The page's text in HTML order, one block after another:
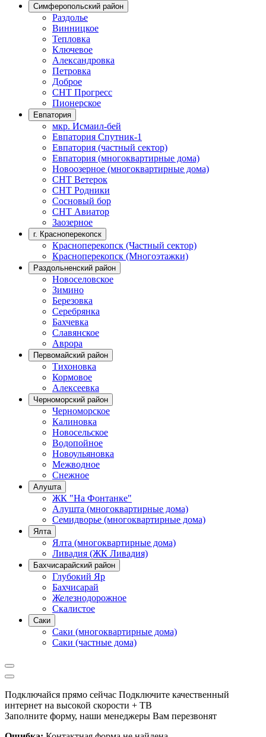
Симферопольский район
Раздолье
Винницкое
Тепловка
Ключевое
Александровка
Петровка
Доброе
СНТ Прогресс
Пионерское
Евпатория
мкр. Исмаил-бей
Евпатория Спутник-1
Евпатория (частный сектор)
Евпатория (многоквартирные дома)
Новоозерное (многоквартирные дома)
СНТ Ветерок
СНТ Родники
Сосновый бор
СНТ Авиатор
Заозерное
г. Красноперекопск
Красноперекопск (Частный сектор)
Красноперекопск (Многоэтажки)
Раздольненский район
Новоселовское
Зимино
Березовка
Серебрянка
Бахчевка
Славянское
Аврора
Первомайский район
Тихоновка
Кормовое
Алексеевка
Черноморский район
Черноморское
Калиновка
Новосельское
Водопойное
Новоульяновка
Межводное
Снежное
Алушта
ЖК "На Фонтанке"
Алушта (многоквартирные дома)
Семидворье (многоквартирные дома)
Ялта
Ялта (многоквартирные дома)
Ливадия (ЖК Ливадия)
Бахчисарайский район
Глубокий Яр
Бахчисарай
Железнодорожное
Скалистое
Саки
Саки (многоквартирные дома)
Саки (частные дома)
Подключайся прямо сейчас Подключите качественный
интернет на высокой скорости + ТВ
Заполните форму, наши менеджеры Вам перезвонят